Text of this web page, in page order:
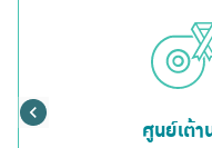
ศูนย์เต้า